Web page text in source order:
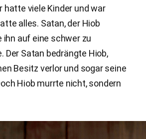
hatte viele Kinder und war
alles. Satan, der Hiob
ihn auf eine schwer zu
Der Satan bedrängte Hiob,
Besitz verlor und sogar seine
Hiob murrte nicht, sondern